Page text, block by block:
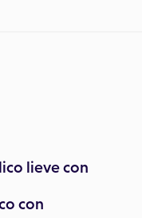
lieve con
con